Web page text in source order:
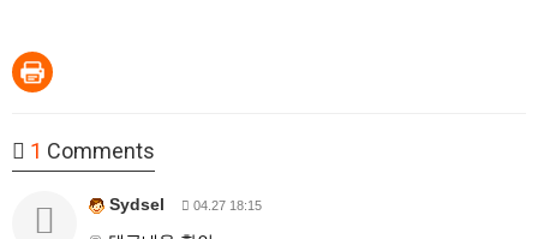
1 Comments
Sydsel 04.27 18:15